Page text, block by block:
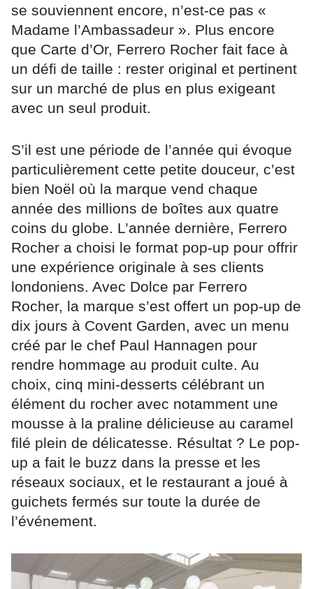
se souviennent encore, n’est-ce pas «
Madame l’Ambassadeur ». Plus encore
que Carte d’Or, Ferrero Rocher fait face à
un défi de taille : rester original et pertinent
sur un marché de plus en plus exigeant
avec un seul produit.
S’il est une période de l’année qui évoque
particulièrement cette petite douceur, c’est
bien Noël où la marque vend chaque
année des millions de boîtes aux quatre
coins du globe. L’année dernière, Ferrero
Rocher a choisi le format pop-up pour offrir
une expérience originale à ses clients
londoniens. Avec Dolce par Ferrero
Rocher, la marque s’est offert un pop-up de
dix jours à Covent Garden, avec un menu
créé par le chef Paul Hannagen pour
rendre hommage au produit culte. Au
choix, cinq mini-desserts célébrant un
élément du rocher avec notamment une
mousse à la praline délicieuse au caramel
filé plein de délicatesse. Résultat ? Le pop-
up a fait le buzz dans la presse et les
réseaux sociaux, et le restaurant a joué à
guichets fermés sur toute la durée de
l’événement.